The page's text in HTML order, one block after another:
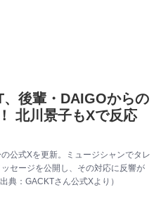
後輩・DAIGOからの
北川景子もXで反応
公式Xを更新。ミュージシャンでタレ
セージを公開し、その対応に反響が
典：GACKTさん公式Xより）